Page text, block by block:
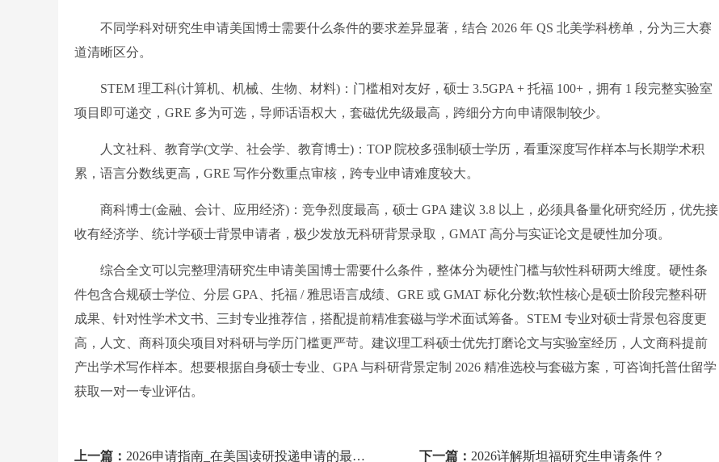
不同学科对研究生申请美国博士需要什么条件的要求差异显著，结合 2026 年 QS 北美学科榜单，分为三大赛
道清晰区分。
STEM 理工科(计算机、机械、生物、材料)：门槛相对友好，硕士 3.5GPA + 托福 100+，拥有 1 段完整实验室
项目即可递交，GRE 多为可选，导师话语权大，套磁优先级最高，跨细分方向申请限制较少。
人文社科、教育学(文学、社会学、教育博士)：TOP 院校多强制硕士学历，看重深度写作样本与长期学术积
累，语言分数线更高，GRE 写作分数重点审核，跨专业申请难度较大。
商科博士(金融、会计、应用经济)：竞争烈度最高，硕士 GPA 建议 3.8 以上，必须具备量化研究经历，优先接
收有经济学、统计学硕士背景申请者，极少发放无科研背景录取，GMAT 高分与实证论文是硬性加分项。
综合全文可以完整理清研究生申请美国博士需要什么条件，整体分为硬性门槛与软性科研两大维度。硬性条
件包含合规硕士学位、分层 GPA、托福 / 雅思语言成绩、GRE 或 GMAT 标化分数;软性核心是硕士阶段完整科研
成果、针对性学术文书、三封专业推荐信，搭配提前精准套磁与学术面试筹备。STEM 专业对硕士背景包容度更
高，人文、商科顶尖项目对科研与学历门槛更严苛。建议理工科硕士优先打磨论文与实验室经历，人文商科提前
产出学术写作样本。想要根据自身硕士专业、GPA 与科研背景定制 2026 精准选校与套磁方案，可咨询托普仕留学
获取一对一专业评估。
上一篇： 2026申请指南_在美国读研投递申请的最后时间是什么时候？ 下一篇： 2026详解斯坦福研究生申请条件？